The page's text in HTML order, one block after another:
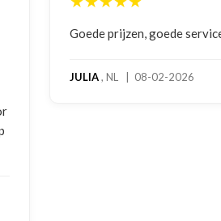
Zeer betrouwbaar en
hoog servicelevel. Bestelde